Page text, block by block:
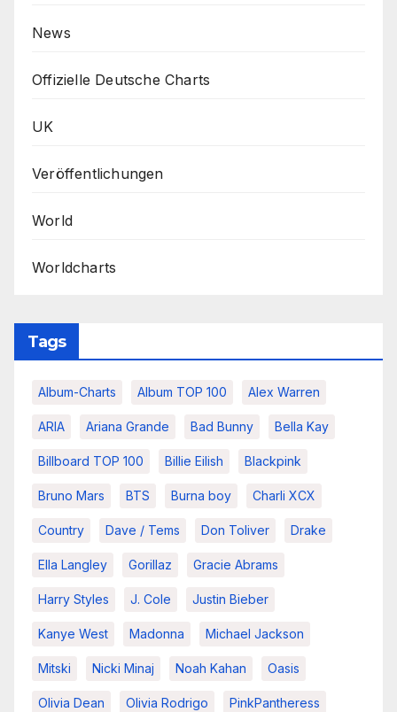
News
Offizielle Deutsche Charts
UK
Veröffentlichungen
World
Worldcharts
Tags
Album-Charts Album TOP 100 Alex Warren
ARIA Ariana Grande Bad Bunny Bella Kay
Billboard TOP 100 Billie Eilish Blackpink
Bruno Mars BTS Burna boy Charli XCX
Country Dave / Tems Don Toliver Drake
Ella Langley Gorillaz Gracie Abrams
Harry Styles J. Cole Justin Bieber
Kanye West Madonna Michael Jackson
Mitski Nicki Minaj Noah Kahan Oasis
Olivia Dean Olivia Rodrigo PinkPantheress